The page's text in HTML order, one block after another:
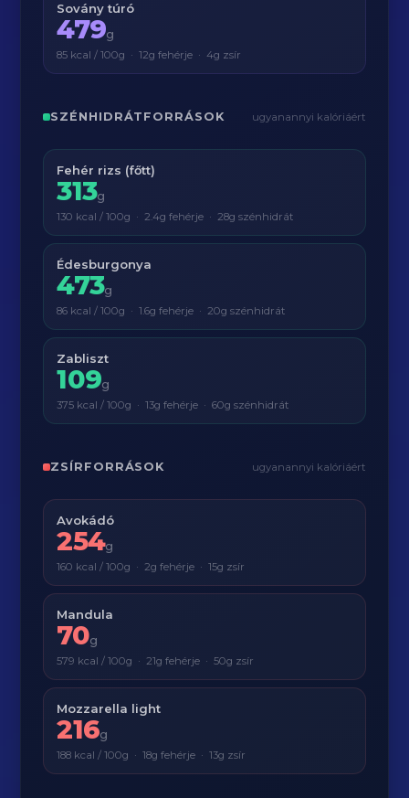
Sovány túró
479g
85 kcal / 100g · 12g fehérje · 4g zsír
SZÉNHIDRÁTFORRÁSOK ugyanannyi kalóriáért
Fehér rizs (főtt)
313g
130 kcal / 100g · 2.4g fehérje · 28g szénhidrát
Édesburgonya
473g
86 kcal / 100g · 1.6g fehérje · 20g szénhidrát
Zabliszt
109g
375 kcal / 100g · 13g fehérje · 60g szénhidrát
ZSÍRFORRÁSOK ugyanannyi kalóriáért
Avokádó
254g
160 kcal / 100g · 2g fehérje · 15g zsír
Mandula
70g
579 kcal / 100g · 21g fehérje · 50g zsír
Mozzarella light
216g
188 kcal / 100g · 18g fehérje · 13g zsír